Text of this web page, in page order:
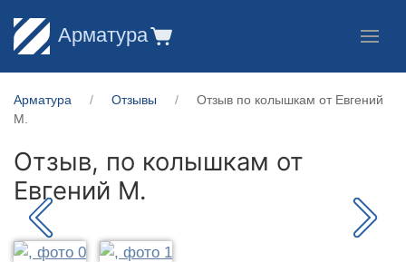
Арматура
Арматура Отзывы
Отзыв по колышкам от Евгений
М.
Отзыв, по колышкам от
Евгений М.